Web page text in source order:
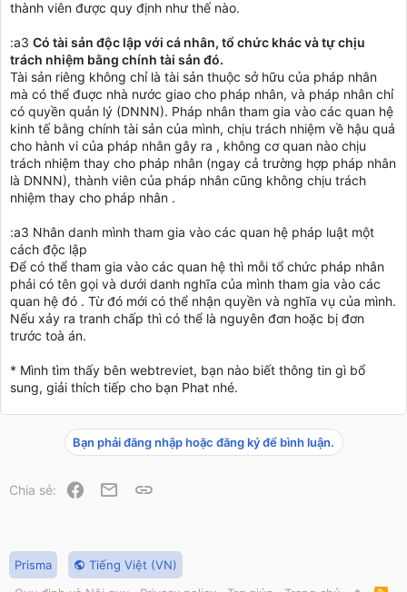
thành viên được quy định như thế nào.
:a3 Có tài sản độc lập với cá nhân, tổ chức khác và tự chịu
trách nhiệm bằng chính tài sản đó.
Tài sản riêng không chỉ là tài sản thuộc sở hữu của pháp nhân
mà có thể đuợc nhà nước giao cho pháp nhân, và pháp nhân chỉ
có quyền quản lý (DNNN). Pháp nhân tham gia vào các quan hệ
kinh tế bằng chính tài sản của mình, chịu trách nhiệm về hậu quả
cho hành vi của pháp nhân gây ra , không cơ quan nào chịu
trách nhiệm thay cho pháp nhân (ngay cả trường hợp pháp nhân
là DNNN), thành viên của pháp nhân cũng không chịu trách
nhiệm thay cho pháp nhân .
:a3 Nhân danh mình tham gia vào các quan hệ pháp luật một
cách độc lập
Để có thể tham gia vào các quan hệ thì mỗi tổ chức pháp nhân
phải có tên gọi và dưới danh nghĩa của mình tham gia vào các
quan hệ đó . Từ đó mới có thể nhận quyền và nghĩa vụ của mình.
Nếu xảy ra tranh chấp thì có thể là nguyên đơn hoặc bị đơn
trước toà án.
* Mình tìm thấy bên webtreviet, bạn nào biết thông tin gì bổ
sung, giải thích tiếp cho bạn Phat nhé.
Bạn phải đăng nhập hoặc đăng ký để bình luận.
Chia sẻ: Facebook
Email
Prisma
Tiếng Việt (VN)